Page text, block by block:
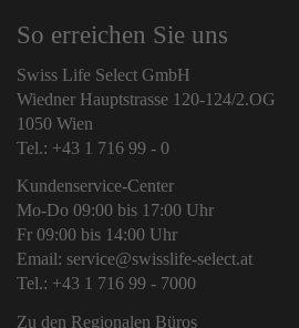
So erreichen Sie uns
Swiss Life Select GmbH
Wiedner Hauptstrasse 120-124/2.OG
1050 Wien
Tel.: +43 1 716 99 - 0
Kundenservice-Center
Mo-Do 09:00 bis 17:00 Uhr
Fr 09:00 bis 14:00 Uhr
Email: service@swisslife-select.at
Tel.: +43 1 716 99 - 7000
Zu den Regionalen Büros